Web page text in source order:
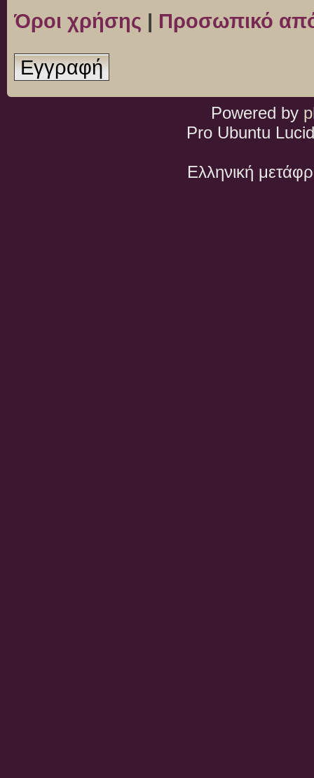
Όροι χρήσης | Προσωπικό
Εγγραφή
Powered by
Pro Ubuntu
Ελληνική